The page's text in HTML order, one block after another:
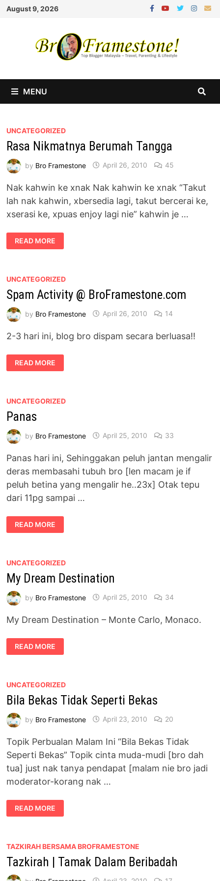
Skip
August 9, 2026
MENU
UNCATEGORIZED
Rasa Nikmatnya Berumah Tangga
by Bro Framestone April 26, 2010 45
Nak kahwin ke xnak Nak kahwin ke xnak “Takut
lah nak kahwin, xbersedia lagi, takut bercerai ke,
xserasi ke, xpuas enjoy lagi nie” kahwin je …
RASA
NIKMATNYA
BERUMAH
READ MORE
UNCATEGORIZED
Spam Activity @ BroFramestone.com
by Bro Framestone April 26, 2010 14
2-3 hari ini, blog bro dispam secara berluasa!!
SPAM
ACTIVITY
@
READ MORE
UNCATEGORIZED
Panas
by Bro Framestone April 25, 2010 33
Panas hari ini, Sehinggakan peluh jantan mengalir
deras membasahi tubuh bro [len macam je if
peluh betina yang mengalir he..23x] Otak tepu
dari 11pg sampai …
PANAS
READ MORE
UNCATEGORIZED
My Dream Destination
by Bro Framestone April 25, 2010 34
My Dream Destination – Monte Carlo, Monaco.
MY
DREAM
DESTINATION
READ MORE
UNCATEGORIZED
Bila Bekas Tidak Seperti Bekas
by Bro Framestone April 23, 2010 20
Topik Perbualan Malam Ini “Bila Bekas Tidak
Seperti Bekas” Topik cinta muda-mudi [bro dah
tua] just nak tanya pendapat [malam nie bro jadi
moderator-korang nak …
BILA
BEKAS
TIDAK
READ MORE
TAZKIRAH BERSAMA BROFRAMESTONE
Tazkirah | Tamak Dalam Beribadah